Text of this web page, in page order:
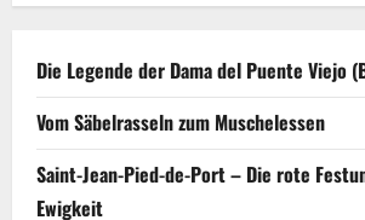
Die Legende der Dama del Puente Viejo
Vom Säbelrasseln zum Muschelessen
Saint-Jean-Pied-de-Port – Die rote
Ewigkeit